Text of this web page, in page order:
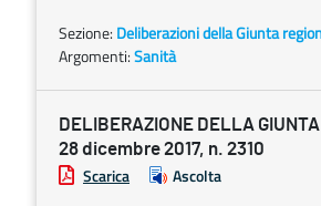
Sezione: Deliberazioni della Giunta
Argomenti:Sanità
DELIBERAZIONE DELLA
28 dicembre 2017, n. 2310
Scarica Ascolta